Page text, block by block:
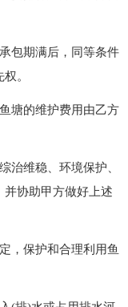
包期满后，同等条件
。
塘的维护费用由乙方
维稳、环境保护、
协助甲方做好上述
保护和合理利用鱼